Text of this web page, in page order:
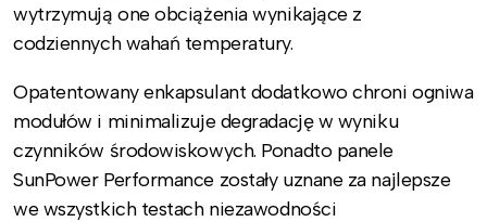
wytrzymują one obciążenia wynikające z
codziennych wahań temperatury.
Opatentowany enkapsulant dodatkowo chroni ogniwa
modułów i minimalizuje degradację w wyniku
czynników środowiskowych. Ponadto panele
SunPower Performance zostały uznane za najlepsze
we wszystkich testach niezawodności